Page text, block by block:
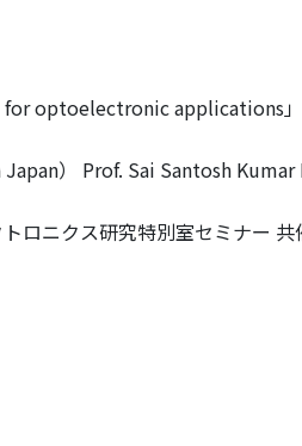
optoelectronic applications」
） Prof. Sai Santosh Kumar
ロニクス研究特別室セミナー